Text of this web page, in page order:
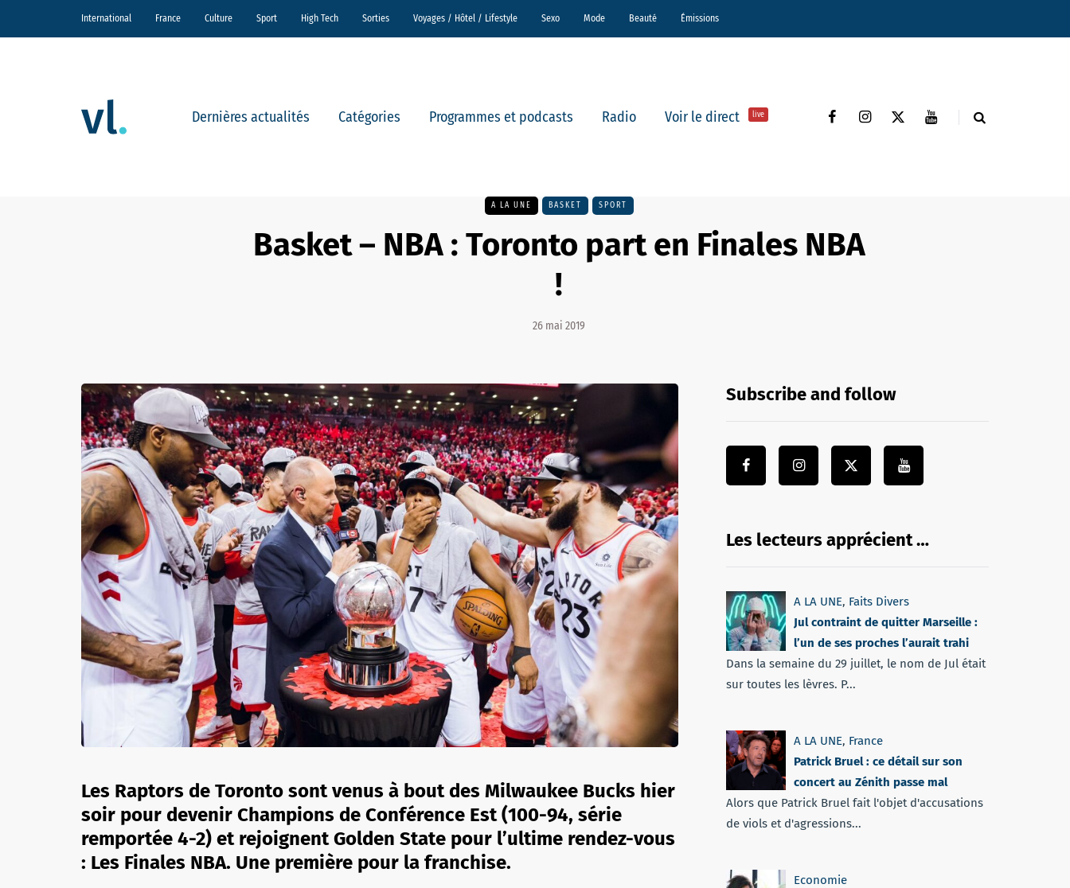
International France Culture Sport High Tech Sorties Voyages / Hôtel / Lifestyle Sexo Mode Beauté Émissions
Dernières actualités Catégories Programmes et podcasts Radio Voir le direct live
A LA UNE BASKET SPORT
Basket – NBA : Toronto part en Finales NBA
!
26 mai 2019
Les Raptors de Toronto sont venus à bout des Milwaukee Bucks hier
soir pour devenir Champions de Conférence Est (100-94, série
remportée 4-2) et rejoignent Golden State pour l’ultime rendez-vous
: Les Finales NBA. Une première pour la franchise.
Subscribe and follow
Les lecteurs apprécient …
A LA UNE, Faits Divers
Jul contraint de quitter Marseille :
l’un de ses proches l’aurait trahi
Dans la semaine du 29 juillet, le nom de Jul était
sur toutes les lèvres. P...
A LA UNE, France
Patrick Bruel : ce détail sur son
concert au Zénith passe mal
Alors que Patrick Bruel fait l'objet d'accusations
de viols et d'agressions...
Economie